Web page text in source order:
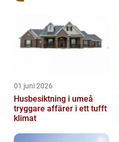
01 juni 2026
Husbesiktning i umeå
tryggare affärer i ett tufft
klimat